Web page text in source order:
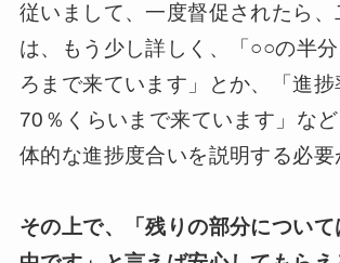
従いまして、一度督促されたら、
は、もう少し詳しく、「○○の半
ろまで来ています」とか、「進捗
70％くらいまで来ています」な
体的な進捗度合いを説明する必要
その上で、「残りの部分につい